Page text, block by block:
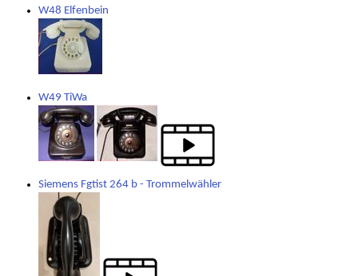
W48 Elfenbein
W49 TiWa
Siemens Fgtist 264 b - Trommelwähler